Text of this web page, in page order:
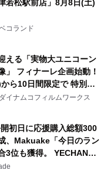
若松駅前店」8月8日(土)
コランド
える「実物大ユニコーン
」 フィナーレ企画始動！
ら10日間限定で 特別映
GUNDAM Statue ―
―』を上映！
イナムコフィルムワークス
初日に応援購入総額300
、Makuake「今日のラン
3位も獲得。 YECHAN音
ボウル第2弾の大型サイ
・3XL）を先行販売中